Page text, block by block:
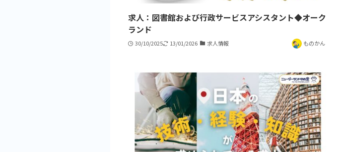
求人：図書館および行政サービスアシスタント◆オーク
ランド
30/10/2025 13/01/2026 求人情報 ものかん